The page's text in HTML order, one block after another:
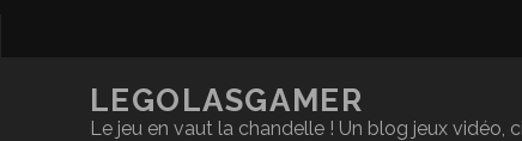
LEGOLASGAMER
Le jeu en vaut la chandelle ! Un blog jeux vidéo,